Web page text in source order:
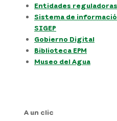
Entidades
Sistema de
SIGEP
Gobierno Digital
Biblioteca EPM
Museo del Agua
A un clic